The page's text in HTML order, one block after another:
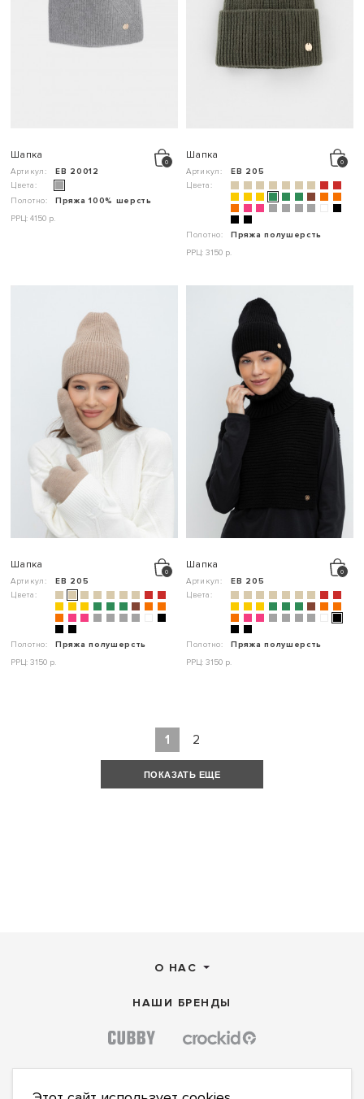
Шапка
Артикул:
ЕВ 20012
Цвета:
Полотно:
Пряжа 100% шерсть
РРЦ: 4150 р.
Шапка
Артикул:
ЕВ 205
Цвета:
Полотно:
Пряжа полушерсть
РРЦ: 3150 р.
Шапка
Артикул:
ЕВ 205
Цвета:
Полотно:
Пряжа полушерсть
РРЦ: 3150 р.
Шапка
Артикул:
ЕВ 205
Цвета:
Полотно:
Пряжа полушерсть
РРЦ: 3150 р.
1 2
ПОКАЗАТЬ ЕЩЕ
О НАС
НАШИ БРЕНДЫ